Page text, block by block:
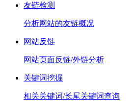
友链检测
分析网站的友链概况
网站反链
网站页面反链/外链分析
关键词挖掘
相关关键词/长尾关键词查询